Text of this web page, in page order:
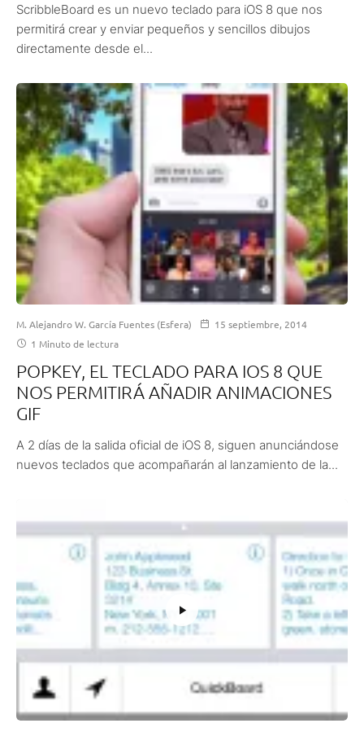
ScribbleBoard es un nuevo teclado para iOS 8 que nos
permitirá crear y enviar pequeños y sencillos dibujos
directamente desde el...
M. Alejandro W. García Fuentes (Esfera)
15 septiembre, 2014
1 Minuto de lectura
POPKEY, EL TECLADO PARA IOS 8 QUE
NOS PERMITIRÁ AÑADIR ANIMACIONES
GIF
A 2 días de la salida oficial de iOS 8, siguen anunciándose
nuevos teclados que acompañarán al lanzamiento de la...